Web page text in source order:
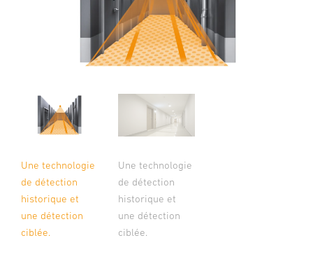
Une technologie
de détection
historique et
une détection
ciblée.
Une technologie
de détection
historique et
une détection
ciblée.